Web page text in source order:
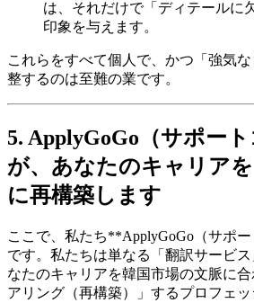
は、それだけで「ディテールに
印象を与えます。
これらをすべて個人で、かつ「強気
整するのは至難の業です。
5. ApplyGoGo（サポート
が、あなたのキャリアを
に再構築します
ここで、私たち​**ApplyGoGo（サポ
です。私たちは単なる「翻訳サービ
なたのキャリアを韓国市場の文脈に
アリング（再構築）」するプロフェッ